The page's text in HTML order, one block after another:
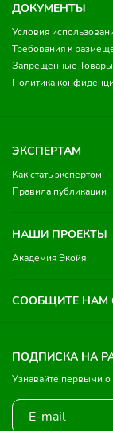
ДОКУМЕНТЫ
Условия
Требования к
Запрещенные Товары
Политика
ЭКСПЕРТАМ
Как стать экспертом
Правила публикации
НАШИ ПРОЕКТЫ
Академия Экойя
СООБЩИТЕ НАМ
ПОДПИСКА НА
Узнавайте первыми